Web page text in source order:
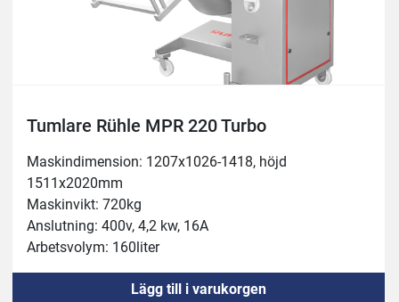
Tumlare Rühle MPR 220 Turbo
Maskindimension: 1207x1026-1418, höjd
1511x2020mm
Maskinvikt: 720kg
Anslutning: 400v, 4,2 kw, 16A
Arbetsvolym: 160liter
Behållare: 220liter
Köldmedel: R452ALägg till i varukorgen